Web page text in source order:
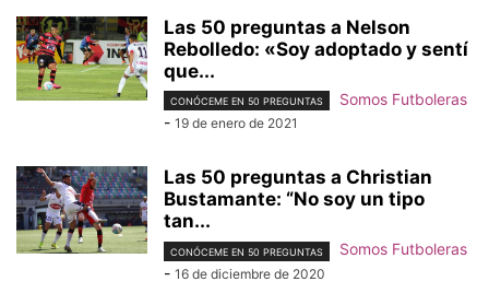
Las 50 preguntas a Nelson
Rebolledo: «Soy adoptado y sentí
que...
CONÓCEME EN 50 PREGUNTAS
Somos Futboleras
- 19 de enero de 2021
Las 50 preguntas a Christian
Bustamante: “No soy un tipo
tan...
CONÓCEME EN 50 PREGUNTAS
Somos Futboleras
- 16 de diciembre de 2020